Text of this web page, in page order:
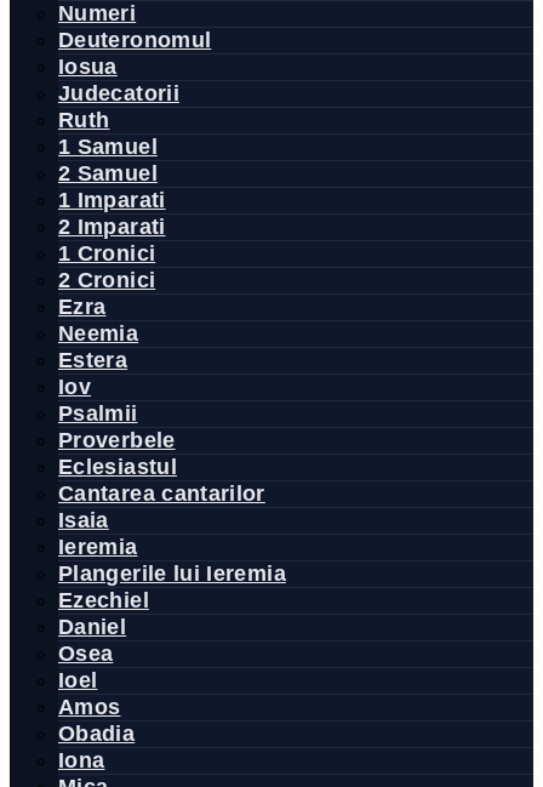
Numeri
Deuteronomul
Iosua
Judecatorii
Ruth
1 Samuel
2 Samuel
1 Imparati
2 Imparati
1 Cronici
2 Cronici
Ezra
Neemia
Estera
Iov
Psalmii
Proverbele
Eclesiastul
Cantarea cantarilor
Isaia
Ieremia
Plangerile lui Ieremia
Ezechiel
Daniel
Osea
Ioel
Amos
Obadia
Iona